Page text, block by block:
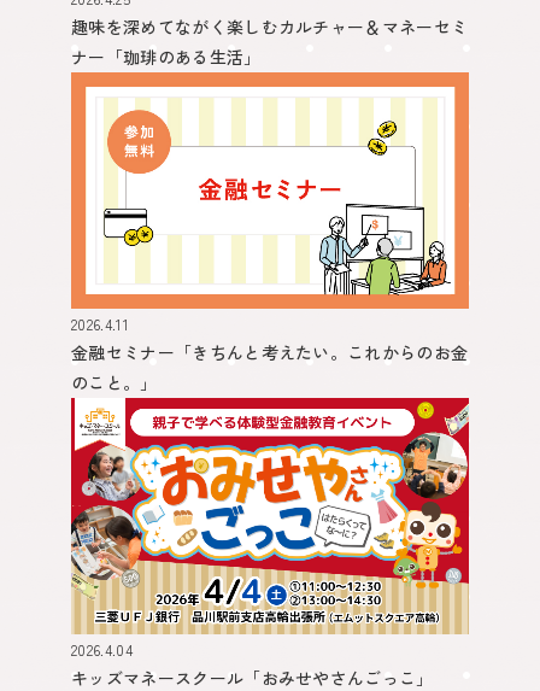
趣味を深めてながく楽しむカルチャー＆マネーセミ
ナー 「珈琲のある生活」
2026.4.11
金融セミナー 「きちんと考えたい。これからのお金
のこと。」
2026.4.04
キッズマネースクール 「おみせやさんごっこ」